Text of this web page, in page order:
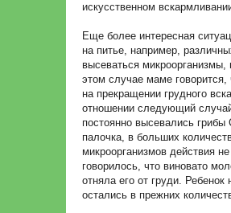
искусственном
Еще более интересная
на питье, например,
высеваться
этом случае маме
на прекращении грудного
отношении следующий
постоянно высевались
палочка, в больших
микроорганизмов действия
говорилось, что виновато
отняла его от груди.
остались в прежних